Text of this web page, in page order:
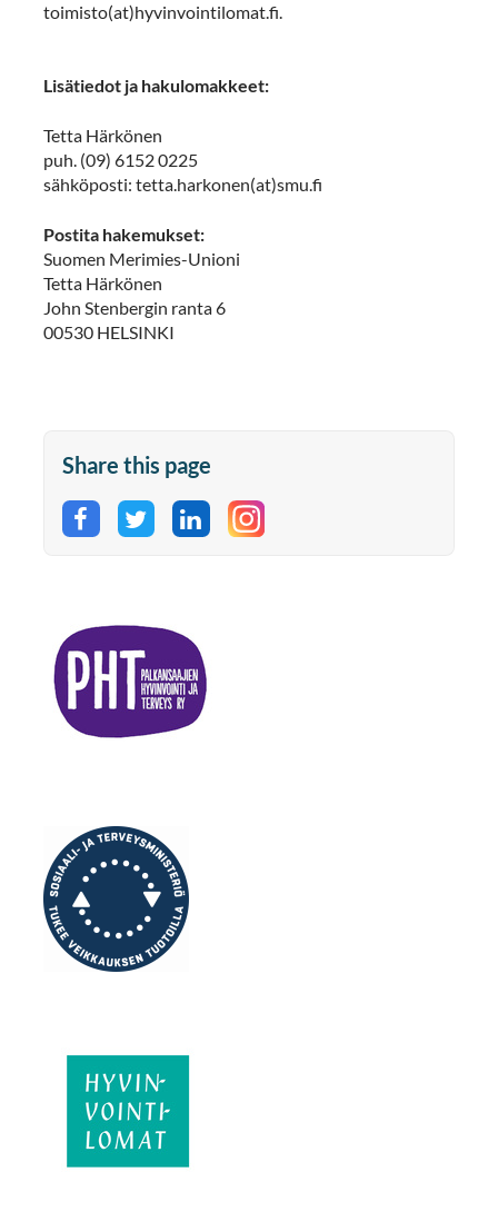
toimisto(at)hyvinvointilomat.fi.
Lisätiedot ja hakulomakkeet:
Tetta Härkönen
puh. (09) 6152 0225
sähköposti: tetta.harkonen(at)smu.fi
Postita hakemukset:
Suomen Merimies-Unioni
Tetta Härkönen
John Stenbergin ranta 6
00530 HELSINKI
Share this page
Share on Facebook
Share on Twitter
Share on LinkedIn